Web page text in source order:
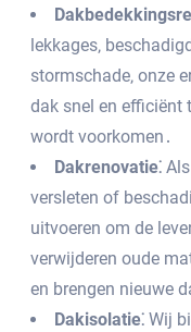
lekkages‚
stormschade‚ onze
dak snel en efficiënt
wordt voorkomen․
Dakrenovatie⁚
versleten of
uitvoeren om de
verwijderen oude
en brengen nieuwe
Dakisolatie⁚ Wij